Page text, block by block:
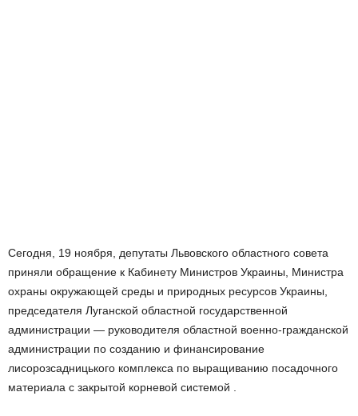
Сегодня, 19 ноября, депутаты Львовского областного совета
приняли обращение к Кабинету Министров Украины, Министра
охраны окружающей среды и природных ресурсов Украины,
председателя Луганской областной государственной
администрации — руководителя областной военно-гражданской
администрации по созданию и финансирование
лисорозсадницького комплекса по выращиванию посадочного
материала с закрытой корневой системой .